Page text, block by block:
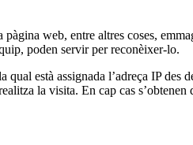
web, entre altres coses,
poden servir per reconèixer-lo.
està assignada l’adreça IP des
la visita. En cap cas